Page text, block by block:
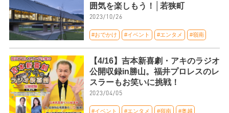
囲気を楽しもう！│若狭町
2023/10/26
#おでかけ #イベント #エンタメ #嶺南
【4/16】吉本新喜劇・アキのラジオ
公開収録in勝山。福井プロレスのレ
スラーもお笑いに挑戦！
2023/04/05
#イベント #エンタメ #嶺南 #奥越